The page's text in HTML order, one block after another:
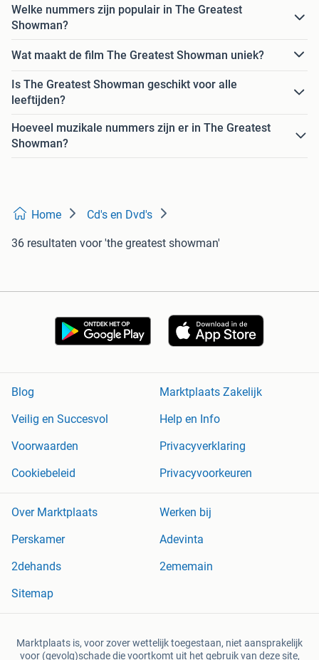
Welke nummers zijn populair in The Greatest
Showman?
Wat maakt de film The Greatest Showman uniek?
Is The Greatest Showman geschikt voor alle
leeftijden?
Hoeveel muzikale nummers zijn er in The Greatest
Showman?
Home Cd's en Dvd's
36 resultaten voor 'the greatest showman'
Blog
Marktplaats Zakelijk
Veilig en Succesvol
Help en Info
Voorwaarden
Privacyverklaring
Cookiebeleid
Privacyvoorkeuren
Over Marktplaats
Werken bij
Perskamer
Adevinta
2dehands
2ememain
Sitemap
Marktplaats is, voor zover wettelijk toegestaan, niet aansprakelijk
voor (gevolg)schade die voortkomt uit het gebruik van deze site,